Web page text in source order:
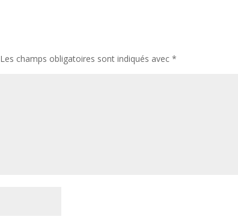
Les champs obligatoires sont indiqués avec*